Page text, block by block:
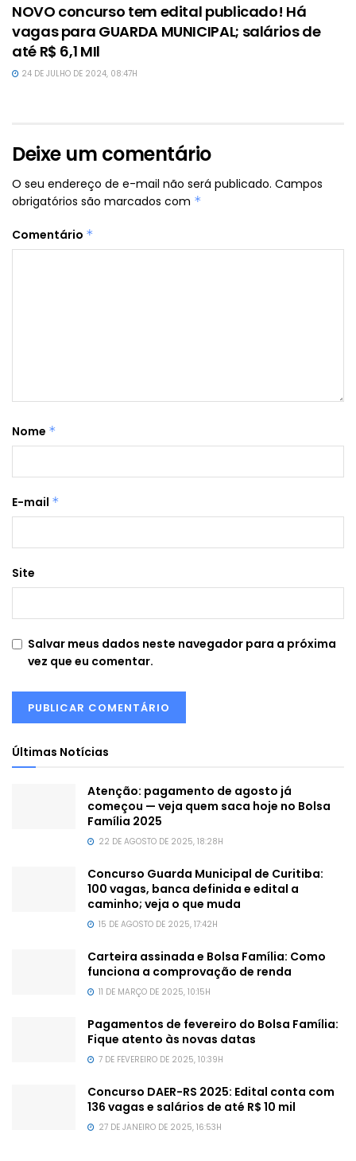
NOVO concurso tem edital publicado! Há
vagas para GUARDA MUNICIPAL; salários de
até R$ 6,1 MIl
24 DE JULHO DE 2024, 08:47H
Deixe um comentário
O seu endereço de e-mail não será publicado. Campos
obrigatórios são marcados com *
Comentário *
Nome *
E-mail *
Site
Salvar meus dados neste navegador para a próxima
vez que eu comentar.
Últimas Notícias
Atenção: pagamento de agosto já
começou — veja quem saca hoje no Bolsa
Família 2025
22 DE AGOSTO DE 2025, 18:28H
Concurso Guarda Municipal de Curitiba:
100 vagas, banca definida e edital a
caminho; veja o que muda
15 DE AGOSTO DE 2025, 17:42H
Carteira assinada e Bolsa Família: Como
funciona a comprovação de renda
11 DE MARÇO DE 2025, 10:15H
Pagamentos de fevereiro do Bolsa Família:
Fique atento às novas datas
7 DE FEVEREIRO DE 2025, 10:39H
Concurso DAER-RS 2025: Edital conta com
136 vagas e salários de até R$ 10 mil
27 DE JANEIRO DE 2025, 16:53H